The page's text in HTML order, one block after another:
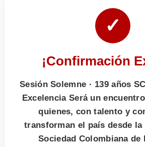
✓
¡Confirmación
Sesión Solemne · 139 años
Excelencia Será un
quienes, con talento y
transforman el país desde
Sociedad Colombiana de